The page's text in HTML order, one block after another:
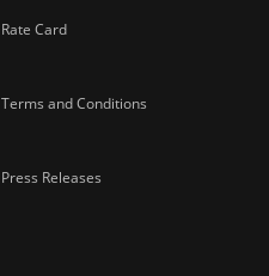
Rate Card
Terms and Conditions
Press Releases